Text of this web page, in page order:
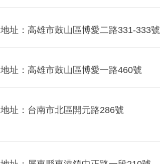
地址：高雄市鼓山區博愛二路331-333號
地址：高雄市鼓山區博愛一路460號
地址：台南市北區開元路286號